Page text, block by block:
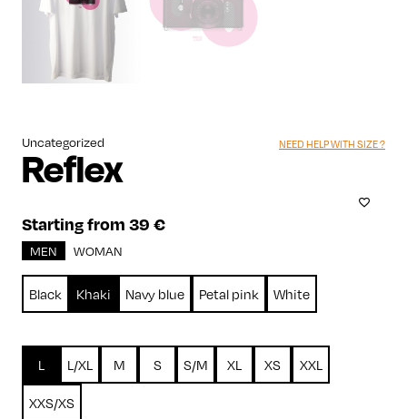
Uncategorized
Reflex
Starting from 39 €
NEED HELP WITH SIZE ?
MEN WOMAN
Black Khaki Navy blue Petal pink White
L L/XL M S S/M XL XS XXL
XXS/XS